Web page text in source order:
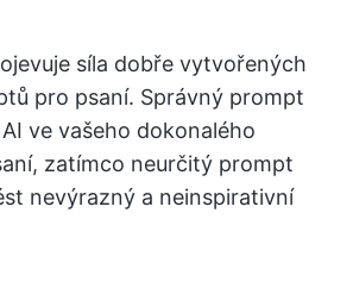
síla dobře vytvořených
pro psaní. Správný prompt
ve vašeho dokonalého
zatímco neurčitý prompt
nevýrazný a neinspirativní